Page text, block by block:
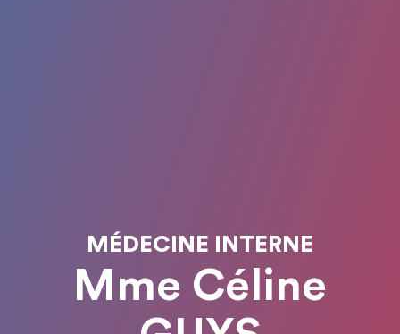
MÉDECINE INTERNE
Mme Céline